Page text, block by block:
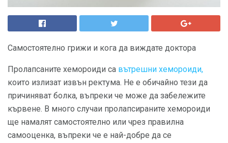
Самостоятелно грижи и кога да виждате доктора
Пролапсаните хемороиди са вътрешни хемороиди,
които излизат извън ректума. Не е обичайно тези да
причиняват болка, въпреки че може да забележите
кървене. В много случаи пролапсираните хемороиди
ще намалят самостоятелно или чрез правилна
самооценка, въпреки че е най-добре да се